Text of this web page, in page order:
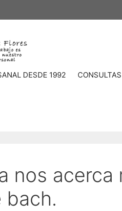
DESDE 1992 CONSULTAS
nos
bach.